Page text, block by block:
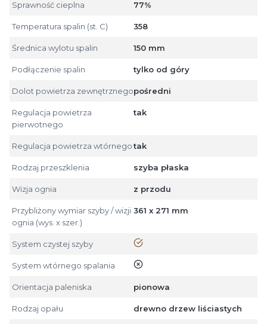
Sprawność cieplna 77%
Temperatura spalin (st. C) 358
Średnica wylotu spalin 150 mm
Podłączenie spalin tylko od góry
Dolot powietrza zewnętrznegopośredni
Regulacja powietrza
pierwotnego
tak
Regulacja powietrza wtórnegotak
Rodzaj przeszklenia szyba płaska
Wizja ognia z przodu
Przybliżony wymiar szyby / wizji
ognia (wys. x szer.)
361 x 271 mm
System czystej szyby tak
System wtórnego spalania nie
Orientacja paleniska pionowa
Rodzaj opału drewno drzew liściastych